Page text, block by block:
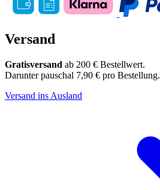
Versand
Gratisversand ab 200 € Bestellwert.
Darunter pauschal 7,90 € pro Bestellung.
Versand ins Ausland